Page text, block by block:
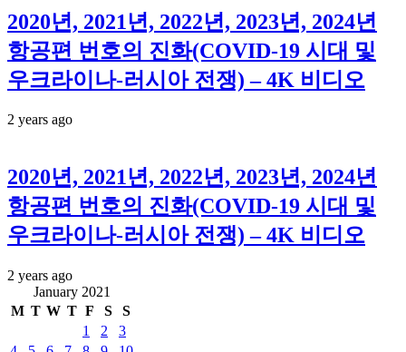
2020년, 2021년, 2022년, 2023년, 2024년
항공편 번호의 진화(COVID-19 시대 및
우크라이나-러시아 전쟁) – 4K 비디오
2 years ago
2020년, 2021년, 2022년, 2023년, 2024년
항공편 번호의 진화(COVID-19 시대 및
우크라이나-러시아 전쟁) – 4K 비디오
2 years ago
January 2021
M T W T F S
S
1
2
3